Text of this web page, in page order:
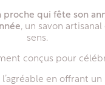
proche qui fête son
, un savon
sens.
conçus pour
l’agréable en offrant